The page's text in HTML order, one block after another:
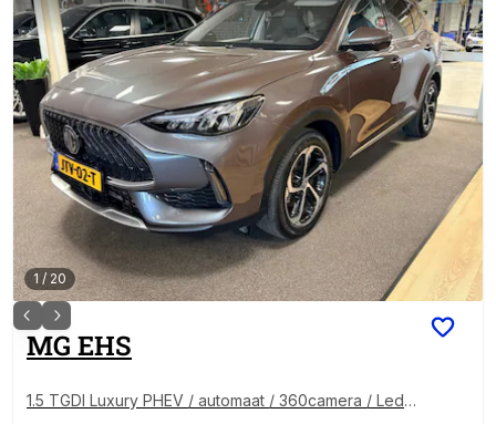
1 / 20
MG EHS
1.5 TGDI Luxury PHEV / automaat / 360camera / Lede